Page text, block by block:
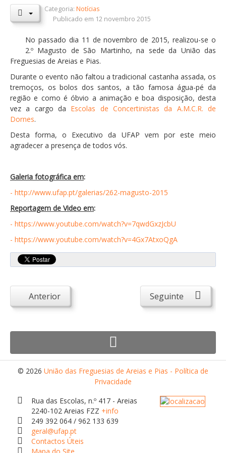
Orçamentos / PPI / PPA
DESTAQUES
Notícias
Sondagens
ZêzereTV
SERVIÇOS
Abastecimento de Água
Roturas e Leituras
Qualidade da Água
Atendimento ao Público
Biblioteca Online FZZ
Plantas PDM Online
Regulamentos em Vigor
Tabela - Taxas e Licenças
Avarias na Iluminação Pública
Contactos Úteis
Equipamentos
Culturais
Categoria:Notícias
Publicado em 12 novembro 2015
No passado dia 11 de novembro de 2015, realizou-se o
2.º Magusto de São Martinho, na sede da União das
Freguesias de Areias e Pias.
Durante o evento não faltou a tradicional castanha assada, os
tremoços, os bolos dos santos, a tão famosa água-pé da
região e como é óbvio a animação e boa disposição, desta
vez a cargo da Escolas de Concertinistas da A.M.C.R. de
Dornes.
Desta forma, o Executivo da UFAP vem por este meio
agradecer a presença de todos vós.
Galeria fotográfica em:
- http://www.ufap.pt/galerias/262-magusto-2015
Reportagem de Video em:
- https://www.youtube.com/watch?v=7qwdGxzJcbU
- https://www.youtube.com/watch?v=4Gx7AtxoQgA
Anterior Seguinte
© 2026 União das Freguesias de Areias e Pias - Política de
Privacidade
Rua das Escolas, n.º 417 - Areias
2240-102 Areias FZZ +info
249 392 064 / 962 133 639
geral@ufap.pt
Contactos Úteis